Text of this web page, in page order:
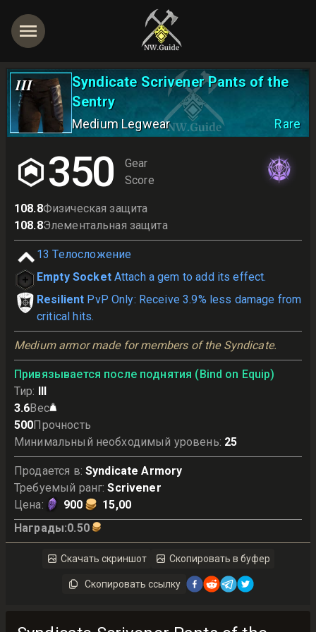
III
Syndicate Scrivener Pants of the
Sentry
Medium Legwear Rare
350
Gear
Score
108.8Физическая защита
108.8Элементальная защита
13 Телосложение
Empty Socket Attach a gem to add its effect.
Resilient PvP Only: Receive 3.9% less damage from
critical hits.
Medium armor made for members of the Syndicate.
Привязывается после поднятия (Bind on Equip)
Тир: III
3.6Вес
500Прочность
Минимальный необходимый уровень: 25
Продается в: Syndicate Armory
Требуемый ранг: Scrivener
Цена: 900
15,00
Награды:0.50
Скачать скриншот Скопировать в буфер
Скопировать ссылку